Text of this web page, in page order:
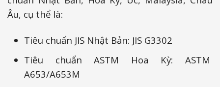
Âu, cụ thể là:
Tiêu chuẩn JIS Nhật Bản: JIS G3302
Tiêu chuẩn ASTM Hoa Kỳ: ASTM
A653/A653M